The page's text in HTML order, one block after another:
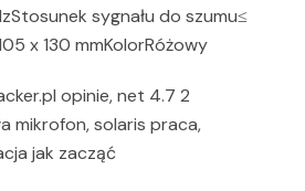
sygnału do szumu≤
x 130 mmKolorRóżowy
opinie, net 4.7 2
mikrofon, solaris praca,
jak zacząć